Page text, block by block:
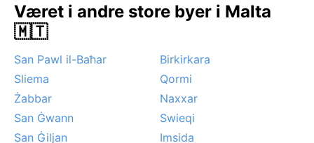
klimaet stabilt og tiltalende året rundt.
Været i andre store byer i Malta
🇲🇹
San Pawl il-Baħar
Birkirkara
Sliema
Qormi
Żabbar
Naxxar
San Ġwann
Swieqi
San Ġiljan
Imsida